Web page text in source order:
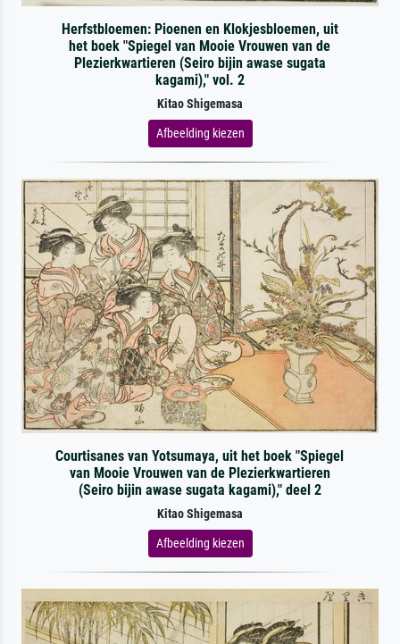
Herfstbloemen: Pioenen en Klokjesbloemen, uit
het boek "Spiegel van Mooie Vrouwen van de
Plezierkwartieren (Seiro bijin awase sugata
kagami)," vol. 2
Kitao Shigemasa
Afbeelding kiezen
Courtisanes van Yotsumaya, uit het boek "Spiegel
van Mooie Vrouwen van de Plezierkwartieren
(Seiro bijin awase sugata kagami)," deel 2
Kitao Shigemasa
Afbeelding kiezen